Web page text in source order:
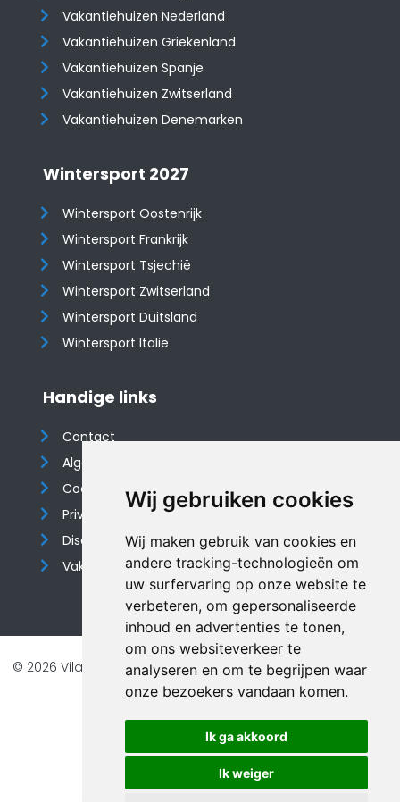
Wij gebruiken cookies
Wij maken gebruik van cookies en
andere tracking-technologieën om
uw surfervaring op onze website te
verbeteren, om gepersonaliseerde
inhoud en advertenties te tonen,
om ons websiteverkeer te
analyseren en om te begrijpen waar
onze bezoekers vandaan komen.
Ik ga akkoord
Ik weiger
Vakantiehuizen Nederland
Vakantiehuizen Griekenland
Vakantiehuizen Spanje
​​​​​​​Vakantiehuizen Zwitserland
Vakantiehuizen Denemarken
Wintersport 2027
Wintersport Oostenrijk
Wintersport Frankrijk
Wintersport Tsjechië
Wintersport Zwitserland
Wintersport Duitsland
Wintersport Italië
Handige links
Contact
Algemene voorwaarden
Cookieverklaring
Privacyverklaring
Disclaimer
Vakantiehuis website
© 2026 Vilando Vakantiehuizen |Website door FalcoTravel
Veilig online betalen met